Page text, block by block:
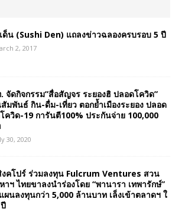
ด็น (Sushi Den) แถลงข่าวฉลองครบรอบ 5 ปี
2, 2017
จัดกิจกรรม”สื่อสัญจร ระยองฮิ ปลอดโควิด”
มพันธ์ กิน-ดื่ม-เที่ยว ตอกย้ำเมืองระยอง ปลอด
ควิด-19 การันตี100% ประกันจ่าย 100,000
30, 2020
คโปร์ ร่วมลงทุน Fulcrum Ventures สวน
าฯ ไทยขาลงนำร่องโดย “พานารา เทพารักษ์”
ผนลงทุนกว่า 5,000 ล้านบาท เล็งเข้าตลาดฯ ใ